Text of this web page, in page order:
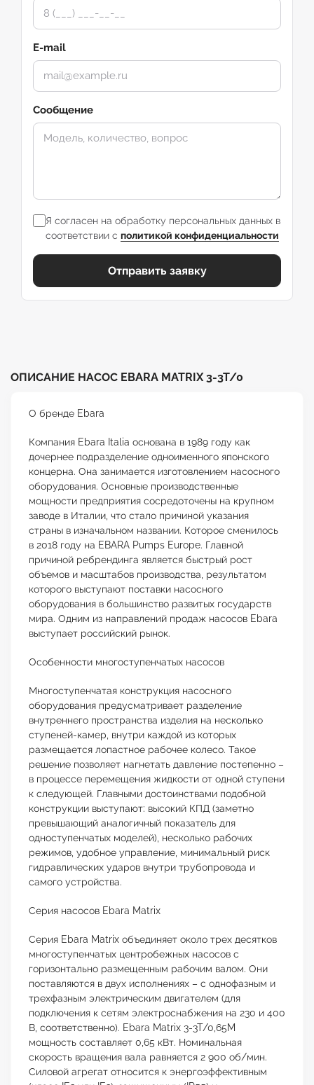
E-mail
Сообщение
Я согласен на обработку персональных данных в
соответствии с политикой конфиденциальности
Отправить заявку
ОПИСАНИЕ НАСОС EBARA MATRIX 3-3T/0
О бренде Ebara
Компания Ebara Italia основана в 1989 году как
дочернее подразделение одноименного японского
концерна. Она занимается изготовлением насосного
оборудования. Основные производственные
мощности предприятия сосредоточены на крупном
заводе в Италии, что стало причиной указания
страны в изначальном названии. Которое сменилось
в 2018 году на EBARA Pumps Europe. Главной
причиной ребрендинга является быстрый рост
объемов и масштабов производства, результатом
которого выступают поставки насосного
оборудования в большинство развитых государств
мира. Одним из направлений продаж насосов Ebara
выступает российский рынок.
Особенности многоступенчатых насосов
Многоступенчатая конструкция насосного
оборудования предусматривает разделение
внутреннего пространства изделия на несколько
ступеней-камер, внутри каждой из которых
размещается лопастное рабочее колесо. Такое
решение позволяет нагнетать давление постепенно –
в процессе перемещения жидкости от одной ступени
к следующей. Главными достоинствами подобной
конструкции выступают: высокий КПД (заметно
превышающий аналогичный показатель для
одноступенчатых моделей), несколько рабочих
режимов, удобное управление, минимальный риск
гидравлических ударов внутри трубопровода и
самого устройства.
Серия насосов Ebara Matrix
Серия Ebara Matrix объединяет около трех десятков
многоступенчатых центробежных насосов с
горизонтально размещенным рабочим валом. Они
поставляются в двух исполнениях – с однофазным и
трехфазным электрическим двигателем (для
подключения к сетям электроснабжения на 230 и 400
В, соответственно). Ebara Matrix 3-3T/0,65M
мощность составляет 0,65 кВт. Номинальная
скорость вращения вала равняется 2 900 об/мин.
Силовой агрегат относится к энергоэффективным